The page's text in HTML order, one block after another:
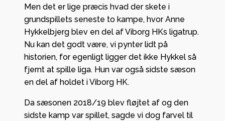
Men det er lige præcis hvad der skete i
grundspillets seneste to kampe, hvor Anne
Hykkelbjerg blev en del af Viborg HKs ligatrup.
Nu kan det godt være, vi pynter lidt på
historien, for egenligt ligger det ikke Hykkel så
fjernt at spille liga. Hun var også sidste sæson
en del af holdet i Viborg HK.
Da sæsonen 2018/19 blev fløjtet af og den
sidste kamp var spillet, sagde vi dog farvel til